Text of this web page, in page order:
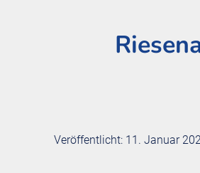
Veröffentlicht: 11. Januar